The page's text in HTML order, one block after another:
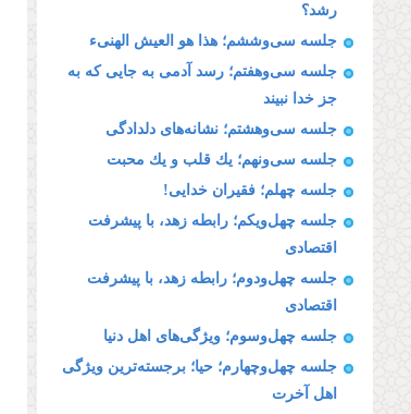
رشد؟
جلسه سی‌وششم؛ هذا هو العیش الهنیء
جلسه سی‌وهفتم؛ رسد آدمی به جایی كه به
جز خدا نبیند
جلسه سی‌و‌هشتم؛ نشانه‌های دلدادگی
جلسه سی‌ونهم؛ یك قلب و یك محبت
جلسه چهلم؛ فقیران خدایی!
جلسه چهل‌ویکم؛ رابطه زهد، با پیشرفت
اقتصادی
جلسه چهل‌ودوم؛ رابطه زهد، با پیشرفت
اقتصادی
جلسه چهل‌وسوم؛ ویژگی‌های اهل دنیا
جلسه چهل‌وچهارم؛ حیا؛ برجسته‌ترین ویژگی
اهل آخرت